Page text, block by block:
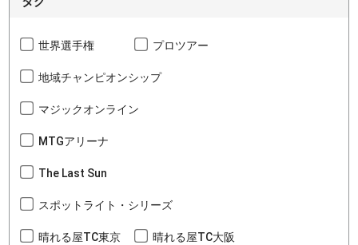
世界選手権 プロツアー
地域チャンピオンシップ
マジックオンライン
MTGアリーナ
The Last Sun
スポットライト・シリーズ
晴れる屋TC東京 晴れる屋TC大阪